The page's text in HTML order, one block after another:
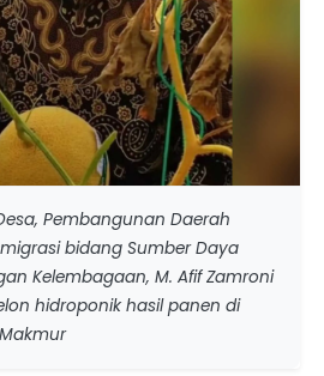
Pembangunan Daerah
bidang Sumber Daya
Kelembagaan, M. Afif Zamroni
hidroponik hasil panen di